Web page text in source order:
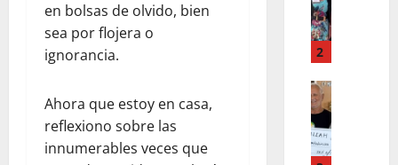
en bolsas de olvido, bien
sea por flojera o
ignorancia.
Ahora que estoy en casa,
reflexiono sobre las
innumerables veces que
2